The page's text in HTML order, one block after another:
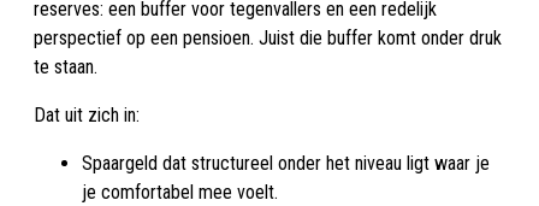
reserves: een buffer voor tegenvallers en een redelijk
perspectief op een pensioen. Juist die buffer komt onder druk
te staan.
Dat uit zich in:
Spaargeld dat structureel onder het niveau ligt waar je
je comfortabel mee voelt.